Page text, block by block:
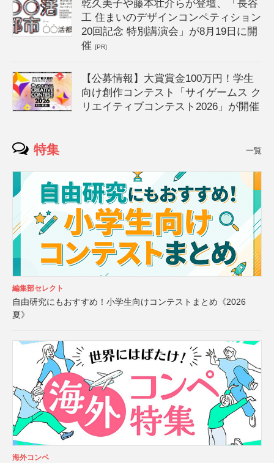
乾久美子や藤本壮介らが登壇、「長谷
工 住まいのデザインコンペティション
20回記念 特別講演会」が8月19日に開
催[PR]
【公募情報】大賞賞金100万円！学生
向け創作コンテスト「サイゲームス ク
リエイティブコンテスト2026」が開催
特集 一覧
編集部セレクト
自由研究にもおすすめ！小学生向けコンテストまとめ《2026
夏》
海外コンペ